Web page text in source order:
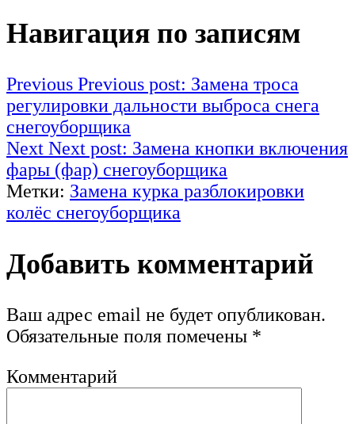
Навигация по записям
Previous Previous post: Замена троса
регулировки дальности выброса снега
снегоуборщика
Next Next post: Замена кнопки включения
фары (фар) снегоуборщика
Метки: Замена курка разблокировки
колёс снегоуборщика
Добавить комментарий
Ваш адрес email не будет опубликован.
Обязательные поля помечены *
Комментарий